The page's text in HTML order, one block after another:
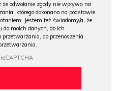
że odwołanie zgody nie wpływa na
którego dokonano na podstawie
Jestem też świadomy/a, że
do moich danych, do ich
przetwarzania, do przenoszenia